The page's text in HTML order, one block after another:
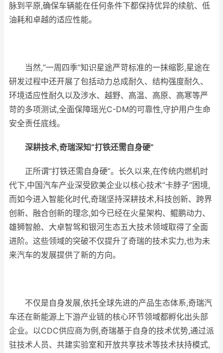
脉到平原,确保车辆能在任何条件下都保持优异的续航、低
油耗和卓越的适应性能。
当然,“一周四季”知识星途严苛标准的一抹缩影,星途在
研发过程中还开展了包括动力总成耐久、结构强度耐久、
环境适应性耐久以及涉水、越野、高温、高原、高寒等严
苛的多项测试,全面保障瑶光C-DM的可靠性,守护用户生命
安全责任底线。
深耕技术,奇瑞深知“打铁还需自身硬”
正所谓“打铁还需自身硬”。长久以来,在传统内燃机时
代下,中国汽车产业深受欧美企业以核心技术“卡脖子”困境,
而如今进入智能化时代,奇瑞坚持深耕技术,科技创新、跨界
创新、融合创新的理念,如今已经在火星架构、鲲鹏动力、
雄狮智舱、大卓智驾和银河生态五大技术领域取得了全面
进阶。这些领域的突破不仅提升了奇瑞的技术实力,也为未
来汽车的发展提供了新的方向。
不仅是自身发展,依托全球先进的产品生态体系,奇瑞汽
车还在新能源上下游产业链的核心环节领域都孵化出头部
企业。以CDC供应商为例,奇瑞基于自身的技术优势,通过派
驻技术人员、共建实验室和开放共享技术等技术扶持模式,